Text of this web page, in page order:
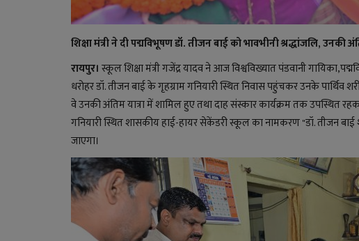
शिक्षा मंत्री ने दी पद्मविभूषण डॉ. तीजन बाई को भावभीनी श्रद्धांजलि, उनकी
रायपुर। स्कूल शिक्षा मंत्री गजेंद्र यादव ने आज विश्वविख्यात पंडवानी
धरोहर डॉ. तीजन बाई के गृहग्राम गनियारी स्थित निवास पहुंचकर उनके पार्थिव
वे उनकी अंतिम यात्रा में शामिल हुए तथा दाह संस्कार कार्यक्रम तक उपस्थित
गनियारी स्थित शासकीय हाई-हायर सेकेंडरी स्कूल का नामकरण "डॉ. तीजन
जाएगा।